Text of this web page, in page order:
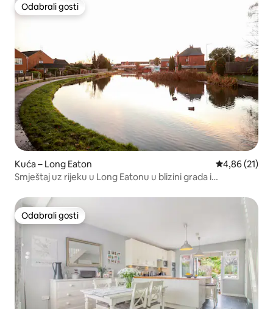
Odabrali gosti
Odabrali gosti
Kuća – Long Eaton Prosječna
4,86 (21)
Smještaj uz rijeku u Long Eatonu u blizini grada i
Odabrali gosti
Odabrali gosti